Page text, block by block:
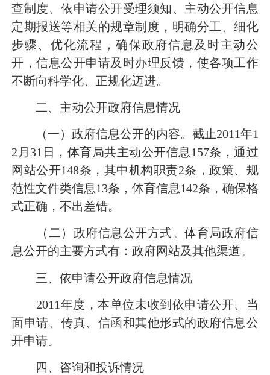
查制度、依申请公开受理须知、主动公开信息
定期报送等相关的规章制度，明确分工、细化
步骤、优化流程，确保政府信息及时主动公
开，信息公开申请及时办理反馈，使各项工作
不断向科学化、正规化迈进。
二、主动公开政府信息情况
（一）政府信息公开的内容。 截止2011年1
2 月 31 日，体育局共主动公开信息157条，通过
网站公开148条，其中机构职责2条，政策、规
范性文件类信息13条，体育信息142条，确保格
式正确，不出差错。
（二）政府信息公开方式。体育局政府信
息公开的主要方式有：政府网站及其他渠道。
三、依申请公开政府信息情况
2011年度，本单位未收到依申请公开、当
面申请、传真、信函和其他形式的政府信息公
开申请。
四、咨询和投诉情况